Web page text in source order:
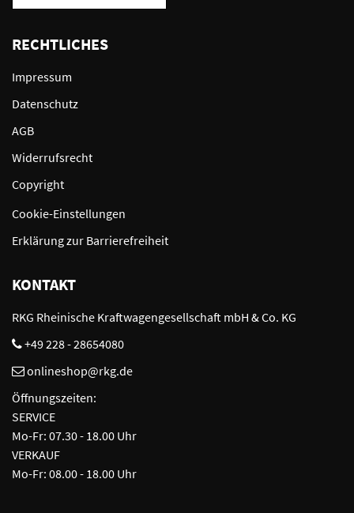
RECHTLICHES
Impressum
Datenschutz
AGB
Widerrufsrecht
Copyright
Cookie-Einstellungen
Erklärung zur Barrierefreiheit
KONTAKT
RKG Rheinische Kraftwagengesellschaft mbH & Co. KG
+49 228 - 28654080
onlineshop@rkg.de
Öffnungszeiten:
SERVICE
Mo-Fr: 07.30 - 18.00 Uhr
VERKAUF
Mo-Fr: 08.00 - 18.00 Uhr